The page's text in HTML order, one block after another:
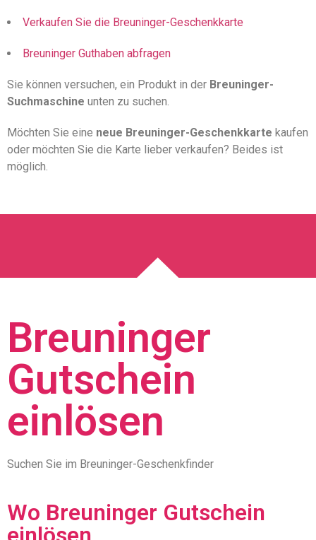
Verkaufen Sie die Breuninger-Geschenkkarte
Breuninger Guthaben abfragen
Sie können versuchen, ein Produkt in der Breuninger-
Suchmaschine unten zu suchen.
Möchten Sie eine neue Breuninger-Geschenkkarte kaufen
oder möchten Sie die Karte lieber verkaufen? Beides ist
möglich.
Breuninger
Gutschein
einlösen
Suchen Sie im Breuninger-Geschenkfinder
Wo Breuninger Gutschein